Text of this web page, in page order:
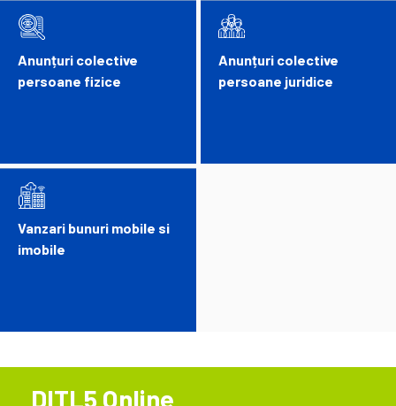
Anunțuri colective
persoane fizice
Vanzari bunuri mobile si
imobile
Anunțuri colective
persoane juridice
DITL5 Online